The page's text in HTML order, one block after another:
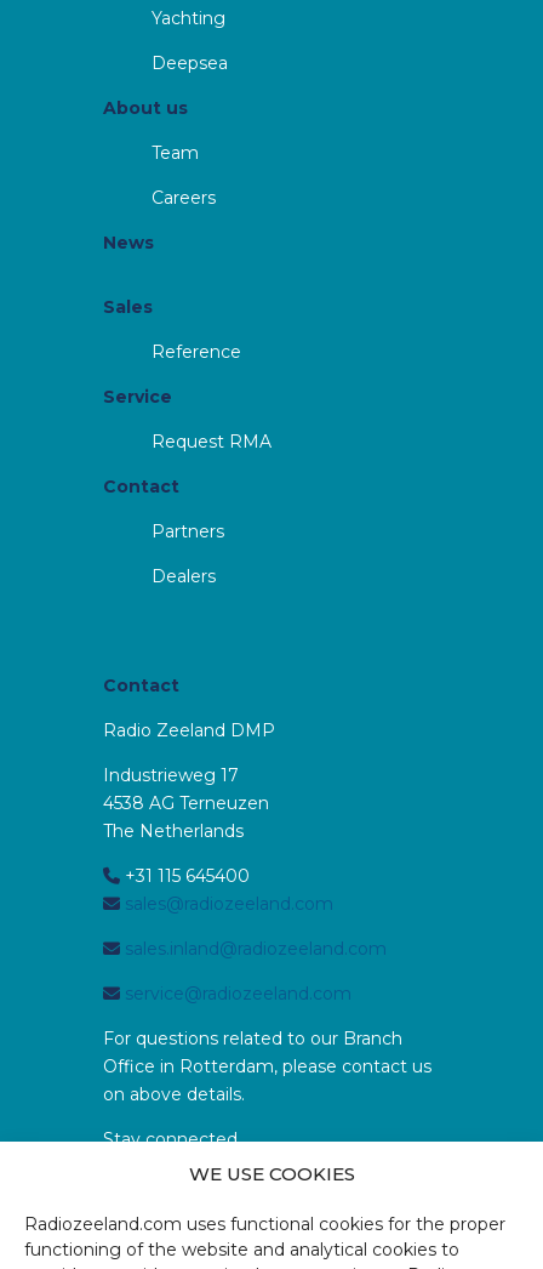
WE USE COOKIES
Radiozeeland.com uses functional cookies for the proper
functioning of the website and analytical cookies to
Yachting
Deepsea
About us
Team
Careers
News
Sales
Reference
Service
Request RMA
Contact
Partners
Dealers
Contact
Radio Zeeland DMP
Industrieweg 17
4538 AG Terneuzen
The Netherlands
+31 115 645400
sales@radiozeeland.com
sales.inland@radiozeeland.com
service@radiozeeland.com
For questions related to our Branch
Office in Rotterdam, please contact us
on above details.
Stay connected